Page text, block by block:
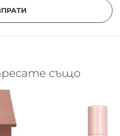
също